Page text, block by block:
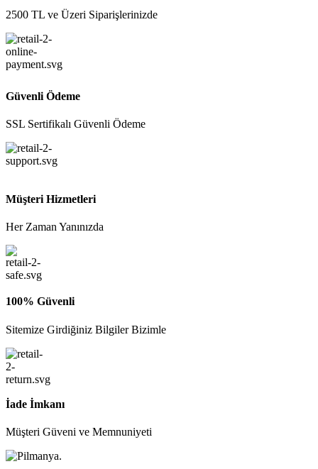
2500 TL ve Üzeri Siparişlerinizde
Güvenli Ödeme
SSL Sertifikalı Güvenli Ödeme
Müşteri Hizmetleri
Her Zaman Yanınızda
100% Güvenli
Sitemize Girdiğiniz Bilgiler Bizimle
İade İmkanı
Müşteri Güveni ve Memnuniyeti